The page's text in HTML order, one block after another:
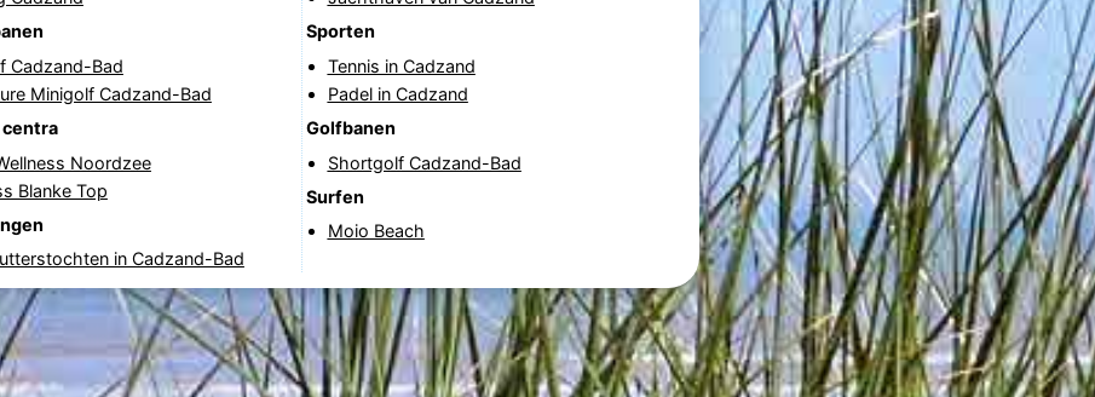
Cadzand-Bad
Minigolf Cadzand-Bad
Noordzee
Blanke Top
in Cadzand-Bad
Sporten
Tennis in Cadzand
Padel in Cadzand
Golfbanen
Shortgolf Cadzand-Bad
Surfen
Moio Beach